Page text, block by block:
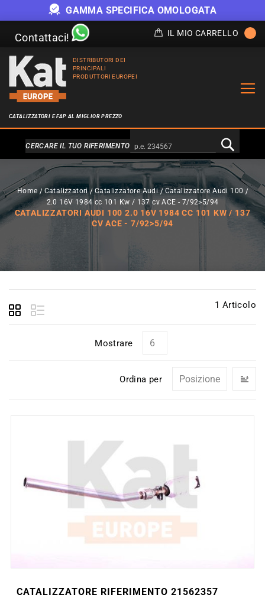
GAMMA SPECIFICA OMOLOGATA
Contattaci! IL MIO CARRELLO
DISTRIBUTORI DEI
PRINCIPALI
PRODUTTORI EUROPEI
CATALIZZATORI E FAP AL MIGLIOR PREZZO
Alternativa a Doofinder
CERCARE IL TUO RIFERIMENTO
Home Catalizzatori Catalizzatore Audi
Catalizzatore Audi 100
2.0 16V 1984 cc 101 Kw / 137 cv ACE - 7/92>5/94
CATALIZZATORI AUDI 100 2.0 16V 1984 CC 101 KW / 137
CV ACE - 7/92>5/94
1 Articolo
Mostrare
Ordina per
CATALIZZATORE RIFERIMENTO 21562357